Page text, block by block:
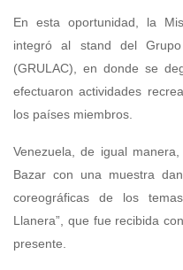
En esta oportunidad, la
integró al stand del
(GRULAC), en donde se
efectuaron actividades
los países miembros.
Venezuela, de igual
Bazar con una muestra
coreográficas de los
Llanera”, que fue recibida
presente.